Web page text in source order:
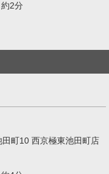
2分
町10 西京極東池田町店